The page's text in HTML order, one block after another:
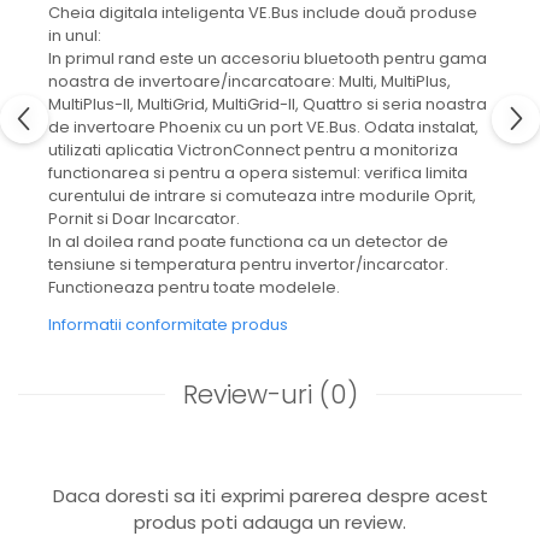
Cheia digitala inteligenta VE.Bus include două produse
in unul:
In primul rand este un accesoriu bluetooth pentru gama
noastra de invertoare/incarcatoare: Multi, MultiPlus,
MultiPlus-II, MultiGrid, MultiGrid-II, Quattro si seria noastra
de invertoare Phoenix cu un port VE.Bus. Odata instalat,
utilizati aplicatia VictronConnect pentru a monitoriza
functionarea si pentru a opera sistemul: verifica limita
curentului de intrare si comuteaza intre modurile Oprit,
Pornit si Doar Incarcator.
In al doilea rand poate functiona ca un detector de
tensiune si temperatura pentru invertor/incarcator.
Functioneaza pentru toate modelele.
Informatii conformitate produs
Review-uri (0)
Daca doresti sa iti exprimi parerea despre acest
produs poti adauga un review.